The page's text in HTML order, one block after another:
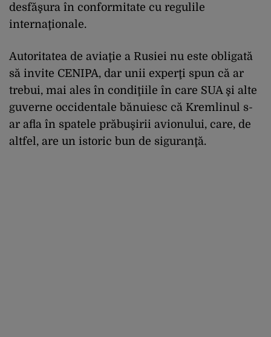
desfăşura în conformitate cu regulile
internaţionale.
Autoritatea de aviaţie a Rusiei nu este obligată
să invite CENIPA, dar unii experţi spun că ar
trebui, mai ales în condiţiile în care SUA şi alte
guverne occidentale bănuiesc că Kremlinul s-
ar afla în spatele prăbuşirii avionului, care, de
altfel, are un istoric bun de siguranţă.